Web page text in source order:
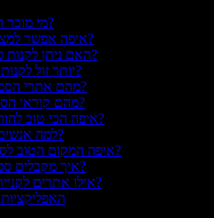
מי מוכר הכי הרבה ספרים דיגיטליים?
איפה אפשר למצוא ספרים דיגיטליים טובים?
האם ניתן לקנות ספרי קינדל בלי אמזון פריים?
יותר זול לקנות ספרים פיזיים או דיגיטליים?
מהם אתרי הספרים הדיגיטליים המומלצים?
מהם קוראי הספרים הדיגיטליים המובילים?
איפה הכי טוב להוריד ספרים דיגיטליים בחינם?
למה אנשים מורידים ספרים דיגיטליים?
איפה המקום הטוב לספרי ילדים דיגיטליים?
איך מקבלים ספרים דיגיטליים חינם?
אילו אתרים לקניית ספרים חוץ מאמזון?